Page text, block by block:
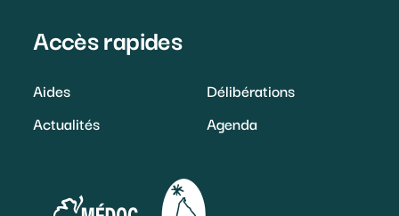
Accès rapides
Aides
Actualités
Délibérations
Agenda